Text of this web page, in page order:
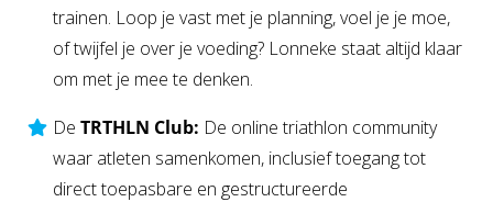
trainen. Loop je vast met je planning, voel je je moe,
of twijfel je over je voeding? Lonneke staat altijd klaar
om met je mee te denken.
De TRTHLN Club: De online triathlon community
waar atleten samenkomen, inclusief toegang tot
direct toepasbare en gestructureerde